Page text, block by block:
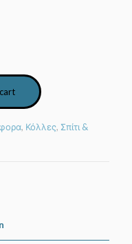
, Κόλλες, Σπίτι &